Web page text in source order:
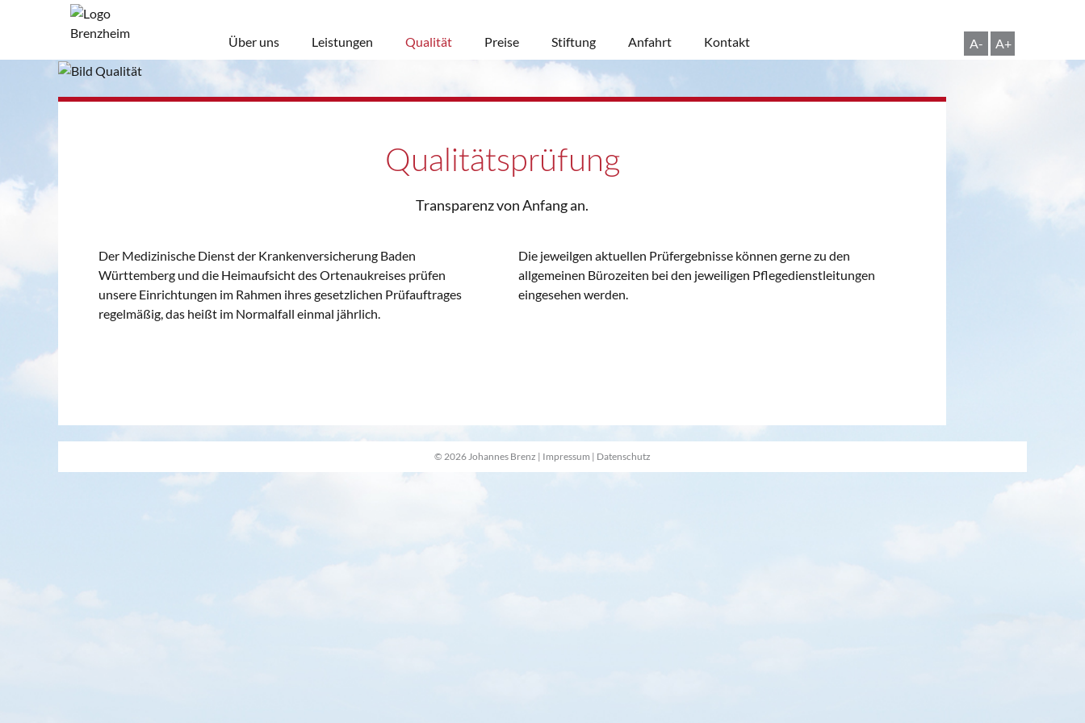
Über uns Leistungen Qualität Preise Stiftung Anfahrt Kontakt A- A+
Qualitätsprüfung
Transparenz von Anfang an.
Der Medizinische Dienst der Krankenversicherung Baden
Württemberg und die Heimaufsicht des Ortenaukreises prüfen
unsere Einrichtungen im Rahmen ihres gesetzlichen Prüfauftrages
regelmäßig, das heißt im Normalfall einmal jährlich.
Die jeweilgen aktuellen Prüfergebnisse können gerne zu den
allgemeinen Bürozeiten bei den jeweiligen Pflegedienstleitungen
eingesehen werden.
© 2026 Johannes Brenz | Impressum | Datenschutz